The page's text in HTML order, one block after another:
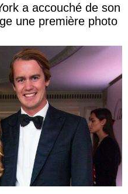
a accouché de son
une première photo